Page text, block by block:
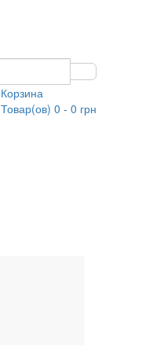
Корзина
Товар(ов) 0 - 0 грн